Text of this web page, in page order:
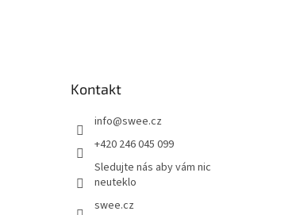
Kontakt
info@swee.cz
+420 246 045 099
Sledujte nás aby vám nic
neuteklo
swee.cz